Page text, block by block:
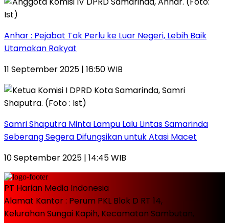
Anhar : Pejabat Tak Perlu ke Luar Negeri, Lebih Baik
Utamakan Rakyat
11 September 2025 | 16:50 WIB
Samri Shaputra Minta Lampu Lalu Lintas Samarinda
Seberang Segera Difungsikan untuk Atasi Macet
10 September 2025 | 14:45 WIB
PT Harian Media Indonesia
Alamat Kantor : Perum PKL Blok D RT 14,
Kelurahan Sungai Kapih, Kecamatan Sambutan,